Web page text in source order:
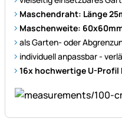
Maschendraht: Länge
Maschenweite:
als Garten- oder
individuell anpassbar -
16x hochwertige U-